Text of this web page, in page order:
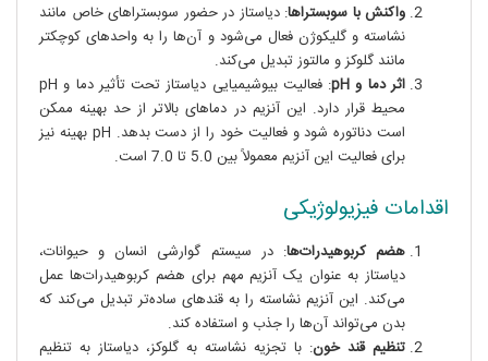
واکنش با سوبستراها: دیاستاز در حضور سوبستراهای خاص مانند
نشاسته و گلیکوژن فعال می‌شود و آن‌ها را به واحدهای کوچکتر
مانند گلوکز و مالتوز تبدیل می‌کند.
اثر دما و pH
: فعالیت بیوشیمیایی دیاستاز تحت تأثیر دما و pH
محیط قرار دارد. این آنزیم در دماهای بالاتر از حد بهینه ممکن
است دناتوره شود و فعالیت خود را از دست بدهد. pH بهینه نیز
برای فعالیت این آنزیم معمولاً بین 5.0 تا 7.0 است.
اقدامات فیزیولوژیکی
هضم کربوهیدرات‌ها: در سیستم گوارشی انسان و حیوانات،
دیاستاز به عنوان یک آنزیم مهم برای هضم کربوهیدرات‌ها عمل
می‌کند. این آنزیم نشاسته را به قندهای ساده‌تر تبدیل می‌کند که
بدن می‌تواند آن‌ها را جذب و استفاده کند.
تنظیم قند خون: با تجزیه نشاسته به گلوکز، دیاستاز به تنظیم